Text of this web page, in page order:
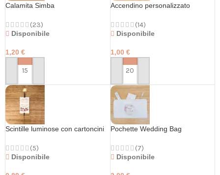
Calamita Simba
(23)
Disponibile
1,20 €
PERSONALIZZA
Accendino personalizzato
(14)
Disponibile
1,00 €
PERSONALIZZA
Scintille luminose con cartoncini
(5)
Disponibile
Pochette Wedding Bag
(7)
Disponibile